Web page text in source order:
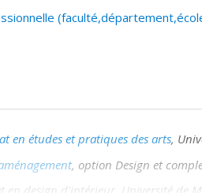
en études et pratiques des arts,
, option Design et